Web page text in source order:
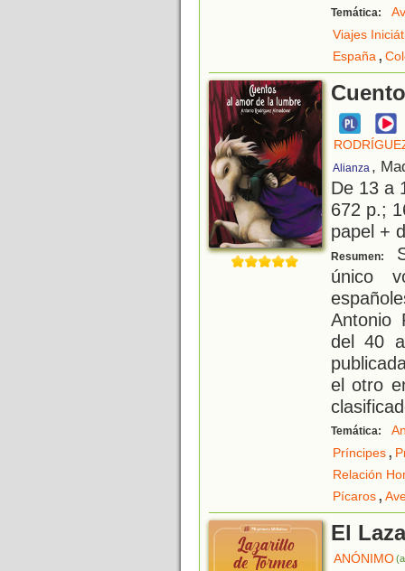
Temática:
Viajes
España,
Alianza ,
De 13 a
672 p.;
papel +
Resumen:
único
Antonio
del 40
el otro
Temática:
Príncipes,
Relación
Pícaros,
El
ANÓNIMO